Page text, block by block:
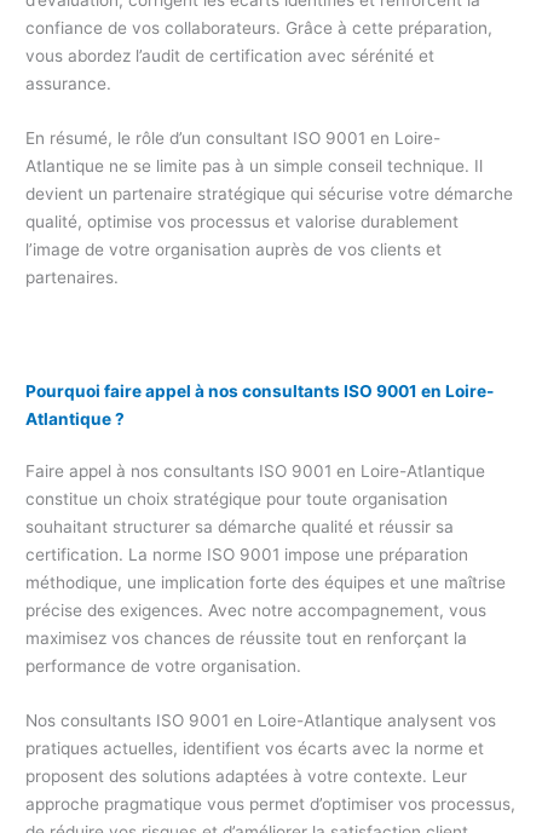
confiance de vos collaborateurs. Grâce à cette préparation,
vous abordez l’audit de certification avec sérénité et
assurance.
En résumé, le rôle d’un consultant ISO 9001 en Loire-
Atlantique ne se limite pas à un simple conseil technique. Il
devient un partenaire stratégique qui sécurise votre démarche
qualité, optimise vos processus et valorise durablement
l’image de votre organisation auprès de vos clients et
partenaires.
Pourquoi faire appel à nos consultants ISO 9001 en Loire-
Atlantique ?
Faire appel à nos consultants ISO 9001 en Loire-Atlantique
constitue un choix stratégique pour toute organisation
souhaitant structurer sa démarche qualité et réussir sa
certification. La norme ISO 9001 impose une préparation
méthodique, une implication forte des équipes et une maîtrise
précise des exigences. Avec notre accompagnement, vous
maximisez vos chances de réussite tout en renforçant la
performance de votre organisation.
Nos consultants ISO 9001 en Loire-Atlantique analysent vos
pratiques actuelles, identifient vos écarts avec la norme et
proposent des solutions adaptées à votre contexte. Leur
approche pragmatique vous permet d’optimiser vos processus,